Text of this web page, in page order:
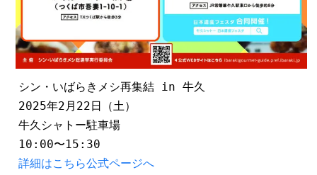
シン・いばらきメシ再集結 in 牛久
2025年2月22日（土）
牛久シャトー駐車場
10:00〜15:30
詳細はこちら公式ページへ